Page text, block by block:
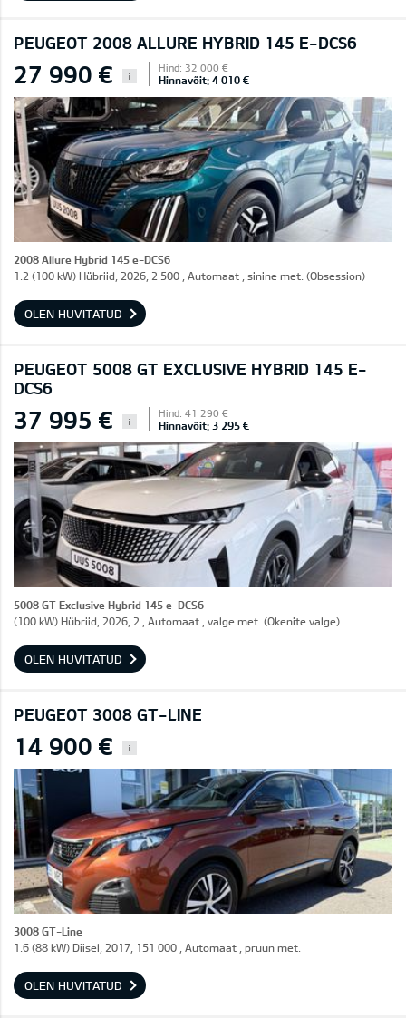
PEUGEOT 2008 ALLURE HYBRID 145 E-DCS6
27 990 € i
Hind: 32 000 €
Hinnavõit: 4 010 €
2008 Allure Hybrid 145 e-DCS6
1.2 (100 kW) Hübriid, 2026, 2 500 , Automaat , sinine met. (Obsession)
OLEN HUVITATUD
PEUGEOT 5008 GT EXCLUSIVE HYBRID 145 E-
DCS6
37 995 € i
Hind: 41 290 €
Hinnavõit: 3 295 €
5008 GT Exclusive Hybrid 145 e-DCS6
(100 kW) Hübriid, 2026, 2 , Automaat , valge met. (Okenite valge)
OLEN HUVITATUD
PEUGEOT 3008 GT-LINE
14 900 € i
3008 GT-Line
1.6 (88 kW) Diisel, 2017, 151 000 , Automaat , pruun met.
OLEN HUVITATUD